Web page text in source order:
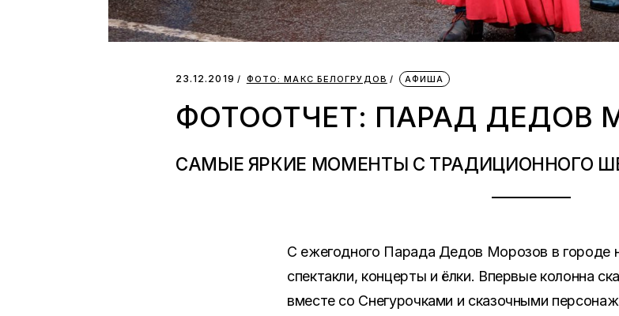
23.12.2019 ФОТО: МАКС БЕЛОГРУДОВ АФИША
ФОТООТЧЕТ: ПАРАД ДЕДОВ
САМЫЕ ЯРКИЕ МОМЕНТЫ С ТРАДИЦИОННОГО
С ежегодного Парада Дедов Морозов в городе
спектакли, концерты и ёлки. Впервые колонна
вместе со Снегурочками и сказочными